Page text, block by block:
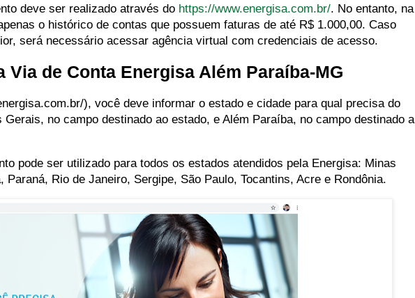
deve ser realizado através do https://www.energisa.com.br/. No entanto, na
o histórico de contas que possuem faturas de até R$ 1.000,00. Caso
será necessário acessar agência virtual com credenciais de acesso.
de Conta Energisa Além Paraíba-MG
), você deve informar o estado e cidade para qual precisa do
no campo destinado ao estado, e Além Paraíba, no campo destinado a
pode ser utilizado para todos os estados atendidos pela Energisa: Minas
Rio de Janeiro, Sergipe, São Paulo, Tocantins, Acre e Rondônia.